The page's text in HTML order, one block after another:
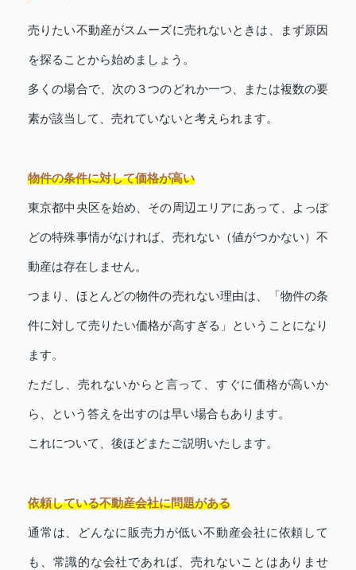
売りたい不動産がスムーズに売れないときは、まず原因
を探ることから始めましょう。
多くの場合で、次の３つのどれか一つ、または複数の要
素が該当して、売れていないと考えられます。
物件の条件に対して価格が高い
東京都中央区を始め、その周辺エリアにあって、よっぽ
どの特殊事情がなければ、売れない（値がつかない）不
動産は存在しません。
つまり、ほとんどの物件の売れない理由は、「物件の条
件に対して売りたい価格が高すぎる」ということになり
ます。
ただし、売れないからと言って、すぐに価格が高いか
ら、という答えを出すのは早い場合もあります。
これについて、後ほどまたご説明いたします。
依頼している不動産会社に問題がある
通常は、どんなに販売力が低い不動産会社に依頼して
も、常識的な会社であれば、売れないことはありませ